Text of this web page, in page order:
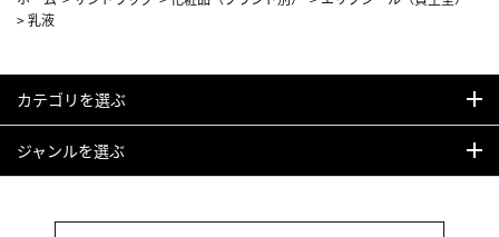
>乳液
カテゴリを選ぶ
ジャンルを選ぶ